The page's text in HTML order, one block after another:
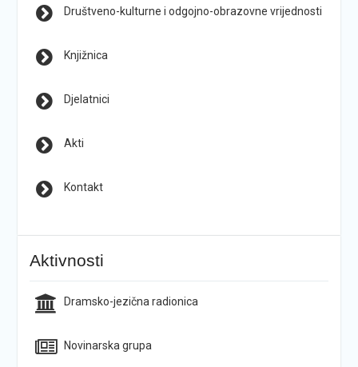
Društveno-kulturne i odgojno-obrazovne vrijednosti
Knjižnica
Djelatnici
Akti
Kontakt
Aktivnosti
Dramsko-jezična radionica
Novinarska grupa